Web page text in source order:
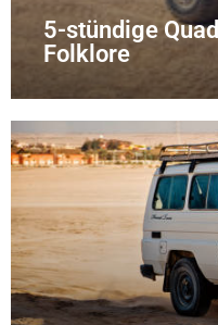
5-stündige
Folklore